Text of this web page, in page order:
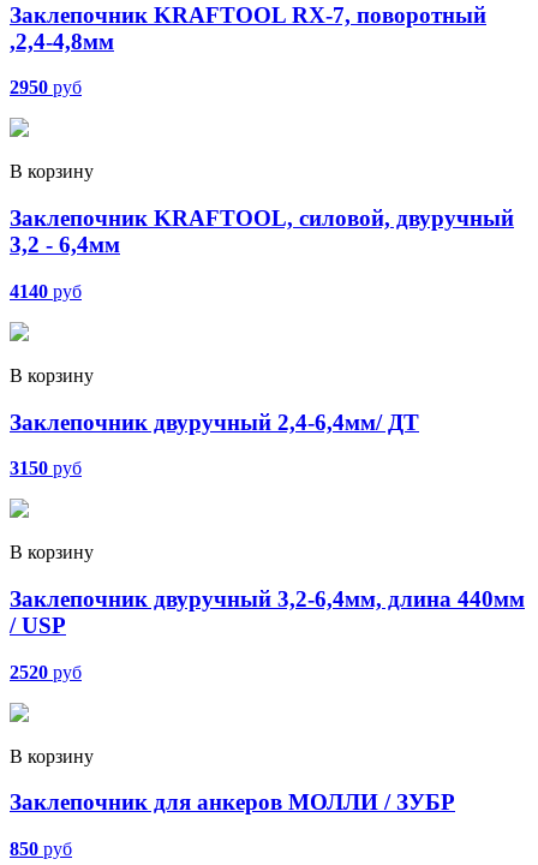
Заклепочник KRAFTOOL RX-7, поворотный
,2,4-4,8мм
2950 руб
В корзину
Заклепочник KRAFTOOL, силовой, двуручный
3,2 - 6,4мм
4140 руб
В корзину
Заклепочник двуручный 2,4-6,4мм/ ДТ
3150 руб
В корзину
Заклепочник двуручный 3,2-6,4мм, длина 440мм
/ USP
2520 руб
В корзину
Заклепочник для анкеров МОЛЛИ / ЗУБР
850 руб